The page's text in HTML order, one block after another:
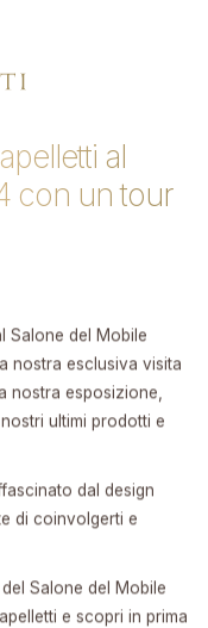
al
con un tour
Salone del Mobile
nostra esclusiva visita
nostra esposizione,
ultimi prodotti e
dal design
di coinvolgerti e
Salone del Mobile
e scopri in prima